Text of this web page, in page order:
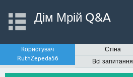
Дім Мрій Q&A
Користувач
RuthZepeda56
Стіна
Всі запитання